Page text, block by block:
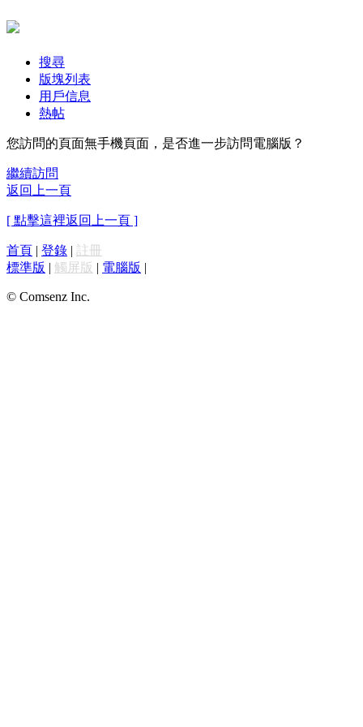
搜尋
版塊列表
用戶信息
熱帖
您訪問的頁面無手機頁面，是否進一步訪問電腦版？
繼續訪問
返回上一頁
[ 點擊這裡返回上一頁 ]
首頁 | 登錄 | 註冊
標準版 | 觸屏版 | 電腦版 |
© Comsenz Inc.